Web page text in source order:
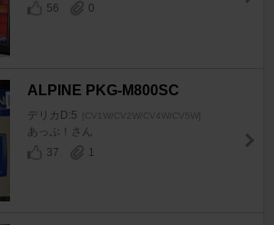
56
0
ALPINE PKG-M800SC
デリカD:5 [CV1W/CV2W/CV4W/CV5W]
あっぷ！さん
37
1